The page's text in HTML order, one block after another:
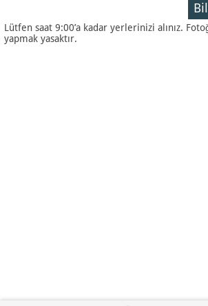
Lütfen saat 9:00’a kadar yerlerinizi alınız.
yapmak yasaktır.